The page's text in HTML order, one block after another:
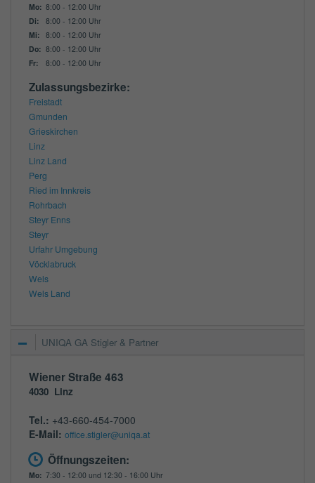
Mo: 8:00 - 12:00 Uhr
Di:
8:00 - 12:00 Uhr
Mi: 8:00 - 12:00 Uhr
Do: 8:00 - 12:00 Uhr
Fr:
8:00 - 12:00 Uhr
Zulassungsbezirke:
Freistadt
Gmunden
Grieskirchen
Linz
Linz Land
Perg
Ried im Innkreis
Rohrbach
Steyr Enns
Steyr
Urfahr Umgebung
Vöcklabruck
Wels
Wels Land
UNIQA GA Stigler & Partner
Wiener Straße 463
4030 Linz
Tel.: +43-660-454-7000
E-Mail: office.stigler@uniqa.at
Öffnungszeiten:
Mo: 7:30 - 12:00 und 12:30 - 16:00 Uhr